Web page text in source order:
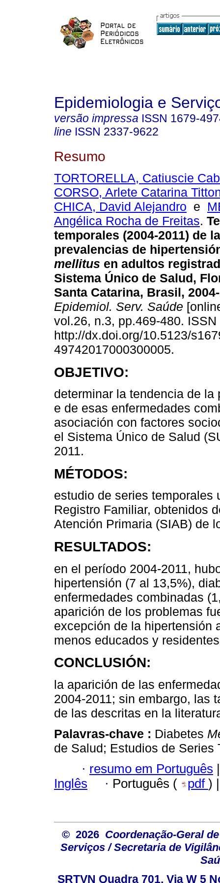
Epidemiologia e
versão impressa ISSN 1679-
line ISSN 2337-9622
Resumo
TORTORELLA, Catiuscie
CORSO, Arlete Catarina
CHICA, David Alejandro e
Angélica Rocha de Freitas.
temporales (2004-2011) de
prevalencias de
mellitus en adultos
Sistema Único de Salud,
Santa Catarina, Brasil,
Epidemiol. Serv. Saúde
vol.26, n.3, pp.469-480.
http://dx.doi.org/10.5123/
49742017000300005.
OBJETIVO:
determinar la tendencia de
e de esas enfermedades
asociación con factores
el Sistema Único de Salud
2011.
MÉTODOS:
estudio de series temporales
Registro Familiar, obtenidos
Atención Primaria (SIAB) de
RESULTADOS:
en el período 2004-2011,
hipertensión (7 al 13,5%),
enfermedades combinadas
aparición de los problemas
excepción de la hipertensión
menos educados y
CONCLUSIÓN:
la aparición de las
2004-2011; sin embargo, las
de las descritas en la
Palavras-chave : Diabetes
de Salud; Estudios de Series
· resumo em Português
Inglês
· Português ( pdf )
© 2026 Coordenação-Geral
Serviços / Secretaria de
SRTVN Quadra 701, Via W 5